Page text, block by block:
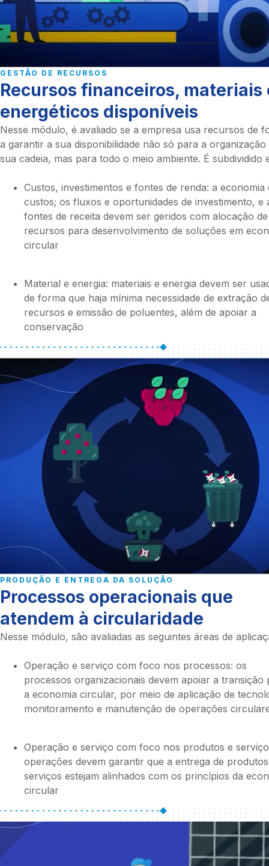
GESTÃO DE RECURSOS
Recursos financeiros, materiais
energéticos disponíveis
Nesse módulo, é avaliado se a empresa usa recursos de
a garantir a sua disponibilidade não só para a organização
sua cadeia, mas para todo o meio ambiente. É subdividido
Custos, investimentos e fontes de renda: a economia
custos; os fluxos e oportunidades de investimento, e
fontes de receita devem ser geridos com alocação de
recursos para desenvolvimento de soluções em
circular
Material e energia: materiais e energia devem ser
de forma que haja mínima necessidade de extração
recursos e emissão de poluentes, além de apoiar a
conservação
PRODUÇÃO E ENTREGA DA SOLUÇÃO
Processos operacionais que
atendem à circularidade
Nesse módulo, são avaliadas as seguintes áreas de
Operação e serviço com foco nos processos: os
processos organizacionais devem apoiar a transição
a economia circular, por meio de aplicação de
monitoramento e manutenção de operações
Operação e serviço com foco nos produtos e
operações devem garantir que a entrega de
serviços estejam alinhados com os princípios da
circular